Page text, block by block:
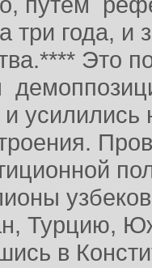
три года,
Это
усилились
Турцию,
в